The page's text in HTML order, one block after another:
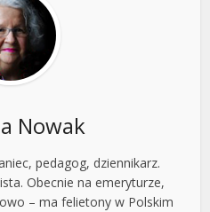
Nowak
pedagog, dziennikarz.
Obecnie na emeryturze,
– ma felietony w Polskim